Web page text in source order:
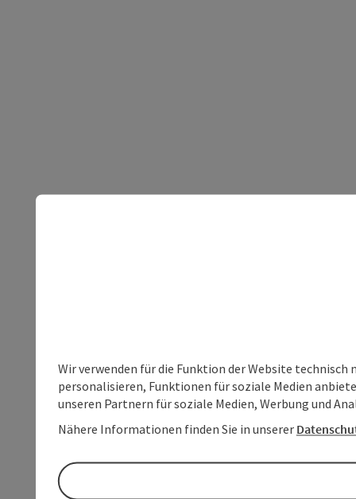
Wir verwenden für die Funktion der Website
personalisieren, Funktionen für soziale Medien
unseren Partnern für soziale Medien, Werbung und
Nähere Informationen finden Sie in unserer